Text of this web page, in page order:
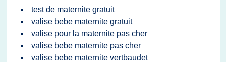
test de maternite gratuit
valise bebe maternite gratuit
valise pour la maternite pas cher
valise bebe maternite pas cher
valise bebe maternite vertbaudet